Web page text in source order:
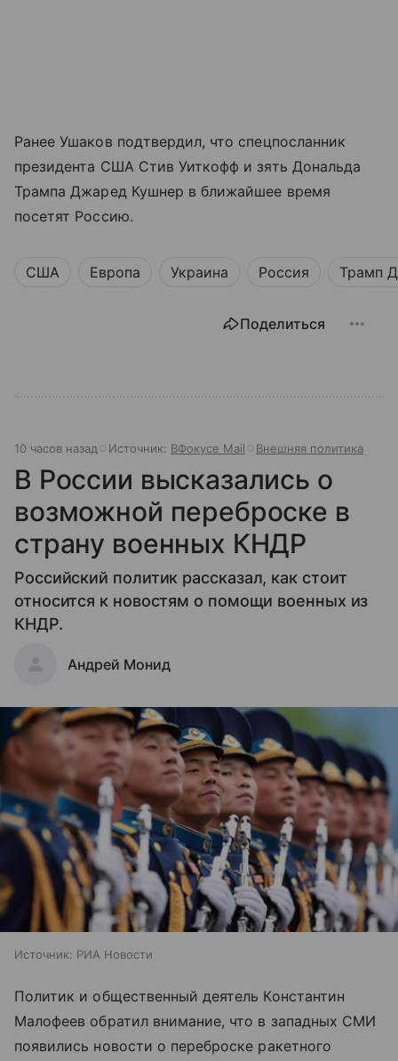
Ранее Ушаков подтвердил, что спецпосланник
президента США Стив Уиткофф и зять Дональда
Трампа Джаред Кушнер в ближайшее время
посетят Россию.
США Европа Украина Россия Трамп
Поделиться
10 часов назад Источник: ВФокусе Mail Внешняя политика
В России высказались о
возможной переброске в
страну военных КНДР
Российский политик рассказал, как стоит
относится к новостям о помощи военных из
КНДР.
Андрей Монид
Источник: РИА Новости
Политик и общественный деятель Константин
Малофеев обратил внимание, что в западных СМИ
появились новости о переброске ракетного